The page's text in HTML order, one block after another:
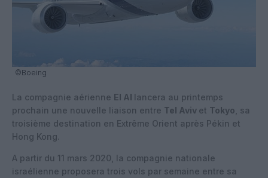
©Boeing
La compagnie aérienne El Al lancera au printemps
prochain une nouvelle liaison entre Tel Aviv et Tokyo , sa
troisième destination en Extrême Orient après Pékin et
Hong Kong.
A partir du 11 mars 2020, la compagnie nationale
israélienne proposera trois vols par semaine entre sa